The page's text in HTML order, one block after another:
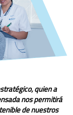
quien a
nos permitirá
de nuestros